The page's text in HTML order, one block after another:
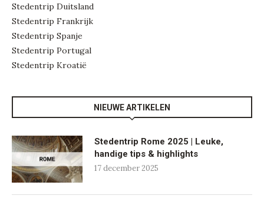
Stedentrip Duitsland
Stedentrip Frankrijk
Stedentrip Spanje
Stedentrip Portugal
Stedentrip Kroatië
NIEUWE ARTIKELEN
Stedentrip Rome 2025 | Leuke,
handige tips & highlights
17 december 2025